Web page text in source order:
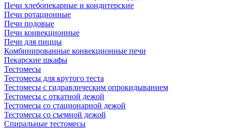
Печи хлебопекарные и кондитерские
Печи ротационные
Печи подовые
Печи конвекционные
Печи для пиццы
Комбинированные конвекционные печи
Пекарские шкафы
Тестомесы
Тестомесы для крутого теста
Тестомесы с гидравлическим опрокидыванием
Тестомесы с откатной дежой
Тестомесы со стационарной дежой
Тестомесы со съемной дежой
Спиральные тестомесы